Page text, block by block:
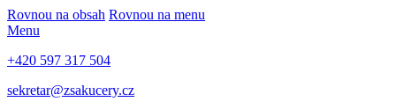
Rovnou na obsah Rovnou na menu
Menu
+420 597 317 504
sekretar@zsakucery.cz